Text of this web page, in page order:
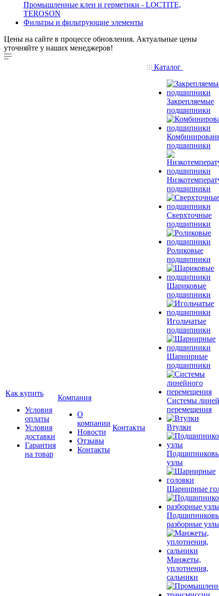
Промышленные клеи и герметики - LOCTITE,
TEROSON
Фильтры и фильтрующие элементы
Цены на сайте в процессе обновления. Актуальные цены
уточняйте у наших менеджеров!
Как купить
Условия
оплаты
Условия
доставки
Гарантия
на товар
Компания
О
компании
Новости
Отзывы
Контакты
Контакты
Каталог
Закрепляемые
подшипники
подшипники
подшипники
Сверхточные
подшипники
Роликовые
подшипники
Шариковые
подшипники
Игольчатые
подшипники
Шарнирные
подшипники
Системы
перемещения
Втулки
узлы
Шарнирные
разборные
Манжеты,
уплотнения,
сальники